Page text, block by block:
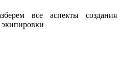
все аспекты создания